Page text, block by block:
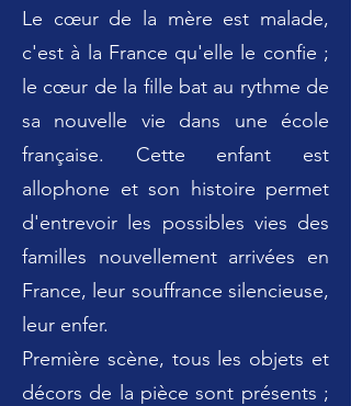
Le cœur de la mère est malade,
c'est à la France qu'elle le confie ;
le cœur de la fille bat au rythme de
sa nouvelle vie dans une école
française. Cette enfant est
allophone et son histoire permet
d'entrevoir les possibles vies des
familles nouvellement arrivées en
France, leur souffrance silencieuse,
leur enfer.
Première scène, tous les objets et
décors de la pièce sont présents ;